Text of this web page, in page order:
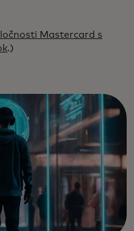
Mastercard s
.)